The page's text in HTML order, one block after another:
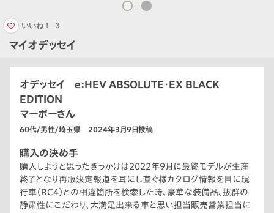
マイオデッセイ
いいね！ 3
オデッセイ e:HEV ABSOLUTE・EX BLACK
EDITION
マーボーさん
60代/男性/埼玉県 2024年3月9日投稿
購入の決め手
購入しようと思ったきっかけは2022年9月に最終モデルが生産
終了となり再販決定報道を耳にし直ぐ様カタログ情報を目に現
行車（RC4）との相違箇所を検索した時、豪華な装備品、抜群の
静粛性にこだわり、大満足出来る車と思い担当販売営業担当に